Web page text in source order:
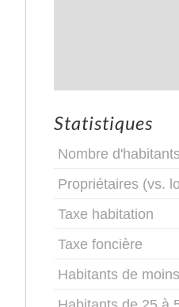
Statistiques
Nombre
Propriétaires (vs.
Taxe habitation
Taxe foncière
Habitants de